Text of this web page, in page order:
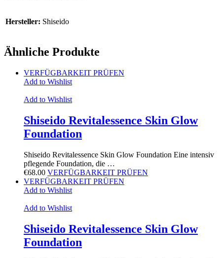
Hersteller: Shiseido
Ähnliche Produkte
VERFÜGBARKEIT PRÜFEN
Add to Wishlist
Add to Wishlist
Shiseido Revitalessence Skin Glow
Foundation
Shiseido Revitalessence Skin Glow Foundation Eine intensiv
pflegende Foundation, die …
€68.00 VERFÜGBARKEIT PRÜFEN
VERFÜGBARKEIT PRÜFEN
Add to Wishlist
Add to Wishlist
Shiseido Revitalessence Skin Glow
Foundation